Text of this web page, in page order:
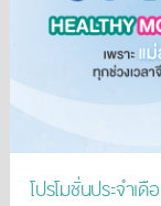
โปรโมชั่นประจำเดื